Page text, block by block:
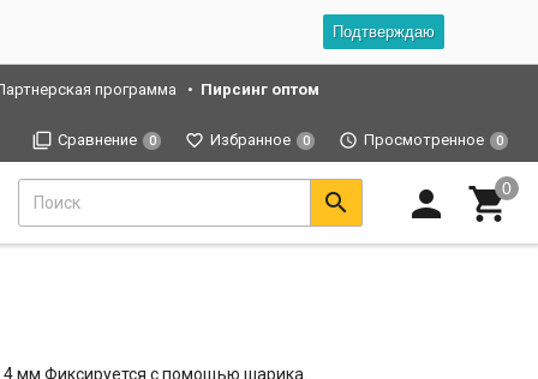
Подтверждаю
программа Пирсинг оптом
Сравнение 0 Избранное 0 Просмотренное 0
мм.Фиксируется с помощью шарика.